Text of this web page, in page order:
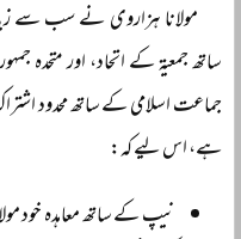
مولانا ہزاروی نے سب سے
ساتھ جمعیۃ کے اتحاد، اور متحدہ
جماعت اسلامی کے ساتھ محدود
ہے، اس لیے کہ:
نیپ کے ساتھ معاہدہ خود